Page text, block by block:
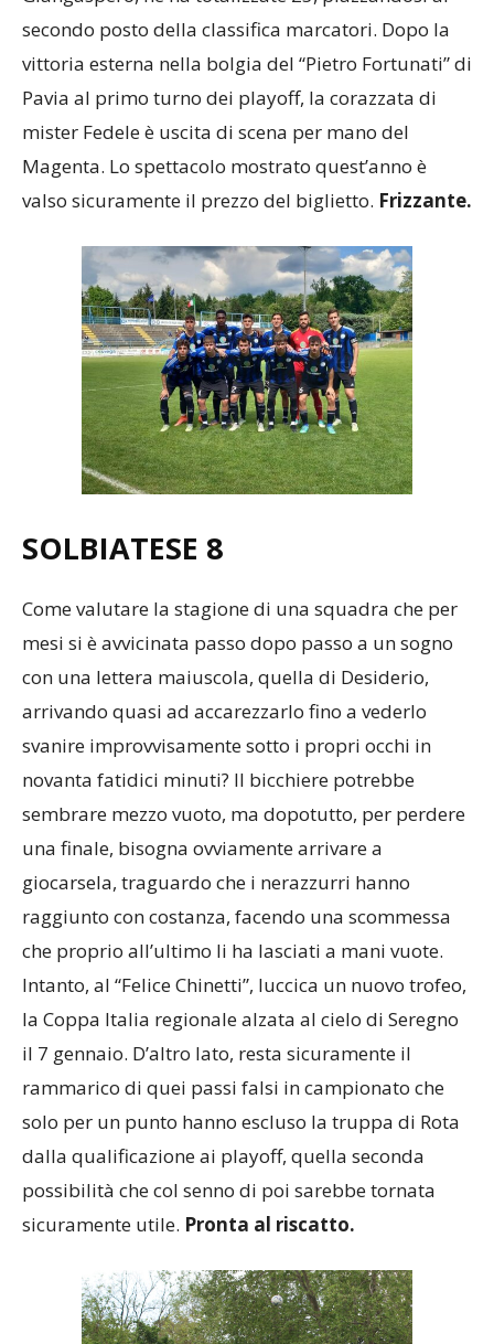
secondo posto della classifica marcatori. Dopo la
vittoria esterna nella bolgia del “Pietro Fortunati” di
Pavia al primo turno dei playoff, la corazzata di
mister Fedele è uscita di scena per mano del
Magenta. Lo spettacolo mostrato quest’anno è
valso sicuramente il prezzo del biglietto. Frizzante.
SOLBIATESE 8
Come valutare la stagione di una squadra che per
mesi si è avvicinata passo dopo passo a un sogno
con una lettera maiuscola, quella di Desiderio,
arrivando quasi ad accarezzarlo fino a vederlo
svanire improvvisamente sotto i propri occhi in
novanta fatidici minuti? Il bicchiere potrebbe
sembrare mezzo vuoto, ma dopotutto, per perdere
una finale, bisogna ovviamente arrivare a
giocarsela, traguardo che i nerazzurri hanno
raggiunto con costanza, facendo una scommessa
che proprio all’ultimo li ha lasciati a mani vuote.
Intanto, al “Felice Chinetti”, luccica un nuovo trofeo,
la Coppa Italia regionale alzata al cielo di Seregno
il 7 gennaio. D’altro lato, resta sicuramente il
rammarico di quei passi falsi in campionato che
solo per un punto hanno escluso la truppa di Rota
dalla qualificazione ai playoff, quella seconda
possibilità che col senno di poi sarebbe tornata
sicuramente utile. Pronta al riscatto.